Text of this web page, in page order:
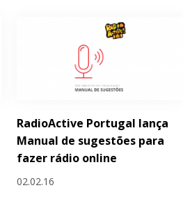
RadioActive Portugal lança
Manual de sugestões para
fazer rádio online
02.02.16